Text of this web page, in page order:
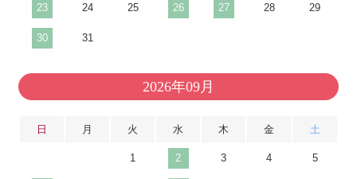
23 24 25 26 27 28 29
30 31
2026年09月
日 月 火 水 木 金 土
1 2 3 4 5